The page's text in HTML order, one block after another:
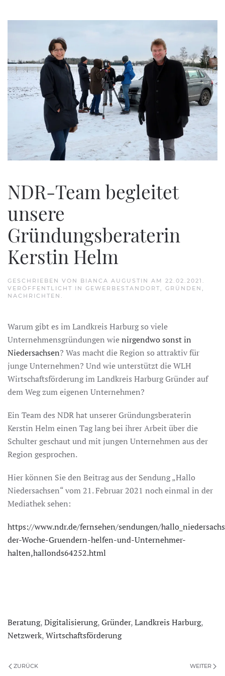
Zum Hauptinhalt springen
NDR-Team begleitet
unsere
Gründungsberaterin
Kerstin Helm
GESCHRIEBEN VON BIANCA AUGUSTIN AM 22.02.2021
VERÖFFENTLICHT IN GEWERBESTANDORT GRÜNDEN
NACHRICHTEN
Warum gibt es im Landkreis Harburg so viele
Unternehmensgründungen wienirgendwo sonst in
Niedersachsen? Was macht die Region so attraktiv für
junge Unternehmen? Und wie unterstützt die WLH
Wirtschaftsförderung im Landkreis Harburg Gründer auf
dem Weg zum eigenen Unternehmen?
Ein Team des NDR hat unserer Gründungsberaterin
Kerstin Helm einen Tag lang bei ihrer Arbeit über die
Schulter geschaut und mit jungen Unternehmen aus der
Region gesprochen.
Hier können Sie den Beitrag aus der Sendung „Hallo
Niedersachsen“ vom 21. Februar 2021 noch einmal in der
Mediathek sehen:
https://www.ndr.de/fernsehen/sendungen/
der-Woche-Gruendern-helfen-und-Unternehmer-
halten,hallonds64252.html
Beratung,Digitalisierung,Gründer,Landkreis Harburg,
Netzwerk,Wirtschaftsförderung
ZURÜCK WEITER